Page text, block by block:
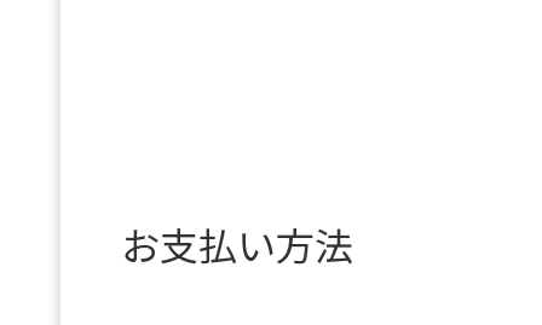
お支払い方法